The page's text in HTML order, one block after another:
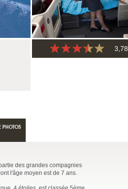
3,78
des grandes compagnies
l'âge moyen est de 7 ans.
PHOTOS